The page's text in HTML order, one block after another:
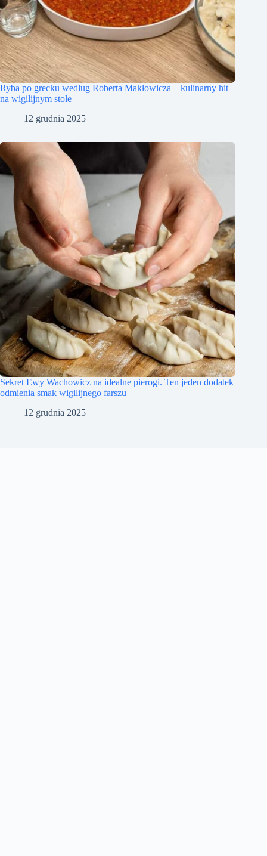
Ryba po grecku według Roberta Makłowicza – kulinarny hit
na wigilijnym stole
12 grudnia 2025
Sekret Ewy Wachowicz na idealne pierogi. Ten jeden dodatek
odmienia smak wigilijnego farszu
12 grudnia 2025